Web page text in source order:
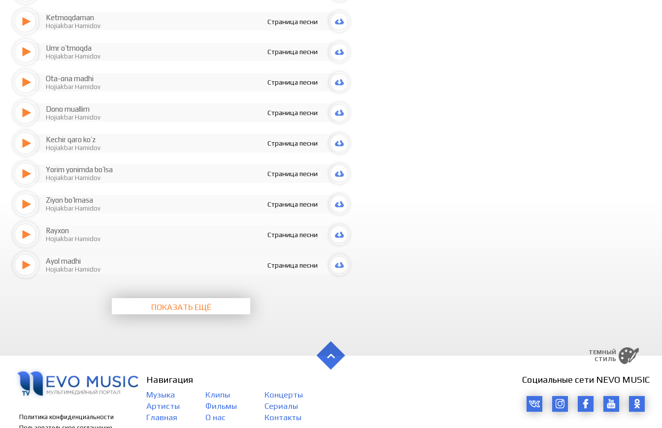
Ketmoqdaman
Hojiakbar Hamidov
Страница песни
Umr o’tmoqda
Hojiakbar Hamidov
Страница песни
Ota-ona madhi
Hojiakbar Hamidov
Страница песни
Dono muallim
Hojiakbar Hamidov
Страница песни
Kechir qaro ko’z
Hojiakbar Hamidov
Страница песни
Yorim yonimda bo’lsa
Hojiakbar Hamidov
Страница песни
Ziyon bo’lmasa
Hojiakbar Hamidov
Страница песни
Rayxon
Hojiakbar Hamidov
Страница песни
Ayol madhi
Hojiakbar Hamidov
Страница песни
ПОКАЗАТЬ ЕЩЁ
ТЕМНЫЙ
СТИЛЬ
Политика конфиденциальности
Навигация
Музыка Клипы
Концерты
Артисты
Фильмы
Сериалы
Главная
О нас Контакты
Социальные сети NEVO MUSIC